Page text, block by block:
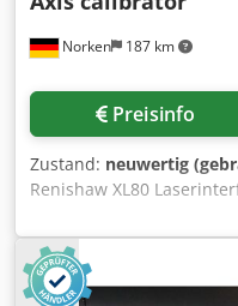
Norken 187 km
Preisinfo
Zustand: neuwertig
Renishaw XL80
Maschinenkalibrierung
gutem Zustand. das
wurde sehr wenig
Gerät hat eine